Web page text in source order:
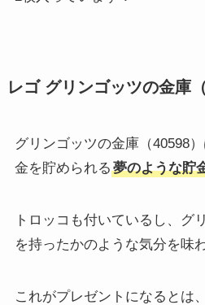
レゴ グリンゴッツの金庫
グリンゴッツの金庫（40598
金を貯められる 夢のような貯
トロッコも付いているし、グ
を持ったかのような気分を味
これがプレゼントになるとは